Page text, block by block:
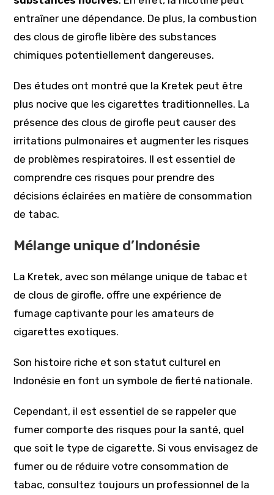
entraîner une dépendance. De plus, la combustion
des clous de girofle libère des substances
chimiques potentiellement dangereuses.
Des études ont montré que la Kretek peut être
plus nocive que les cigarettes traditionnelles. La
présence des clous de girofle peut causer des
irritations pulmonaires et augmenter les risques
de problèmes respiratoires. Il est essentiel de
comprendre ces risques pour prendre des
décisions éclairées en matière de consommation
de tabac.
Mélange unique d’Indonésie
La Kretek, avec son mélange unique de tabac et
de clous de girofle, offre une expérience de
fumage captivante pour les amateurs de
cigarettes exotiques.
Son histoire riche et son statut culturel en
Indonésie en font un symbole de fierté nationale.
Cependant, il est essentiel de se rappeler que
fumer comporte des risques pour la santé, quel
que soit le type de cigarette. Si vous envisagez de
fumer ou de réduire votre consommation de
tabac, consultez toujours un professionnel de la